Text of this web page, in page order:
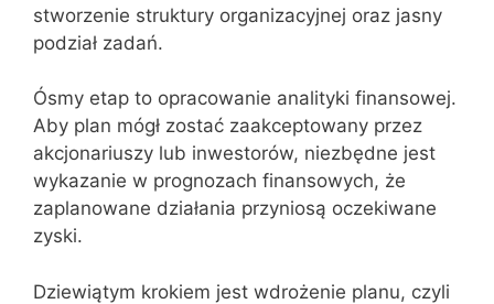
stworzenie struktury organizacyjnej oraz jasny
podział zadań.
Ósmy etap to opracowanie analityki finansowej.
Aby plan mógł zostać zaakceptowany przez
akcjonariuszy lub inwestorów, niezbędne jest
wykazanie w prognozach finansowych, że
zaplanowane działania przyniosą oczekiwane
zyski.
Dziewiątym krokiem jest wdrożenie planu, czyli